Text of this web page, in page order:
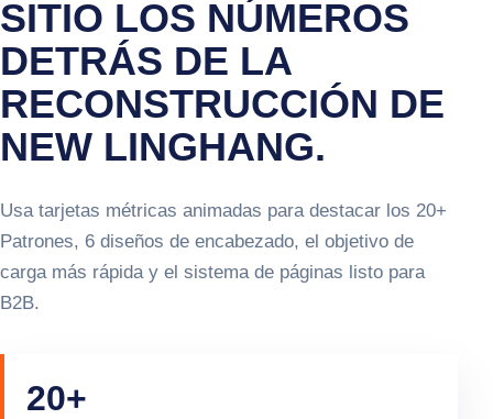
SITIO LOS NÚMEROS
DETRÁS DE LA
RECONSTRUCCIÓN DE
NEW LINGHANG.
Usa tarjetas métricas animadas para destacar los 20+
Patrones, 6 diseños de encabezado, el objetivo de
carga más rápida y el sistema de páginas listo para
B2B.
20+